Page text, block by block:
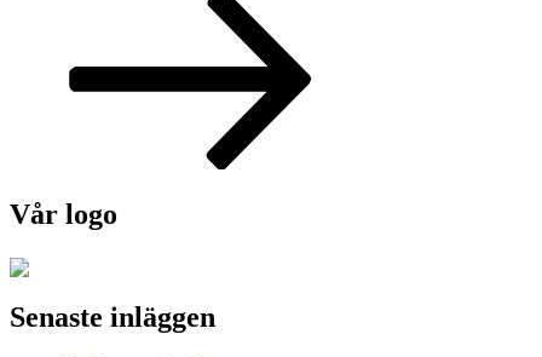
Vår logo
Senaste inläggen